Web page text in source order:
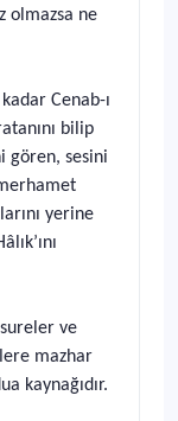
olmazsa ne
Cenab-ı
bilip
gören, sesini
yerine
ve
mazhar
kaynağıdır.